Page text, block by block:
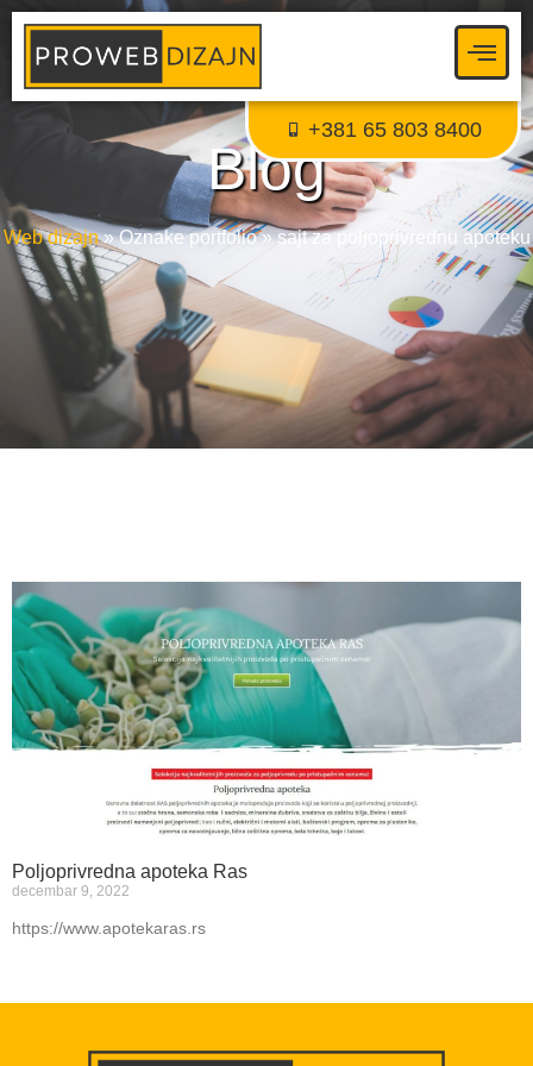
+381 65 803 8400
Blog
Web dizajn»Oznake portfolio»sajt za poljoprivrednu apoteku
Poljoprivredna apoteka Ras
decembar 9, 2022
https://www.apotekaras.rs
Proweb tajni agent
● Dostupan — Proweb Dizajn